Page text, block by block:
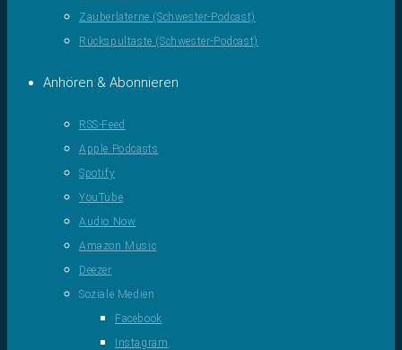
Zauberlaterne (Schwester-Podcast)
Rückspultaste (Schwester-Podcast)
Anhören & Abonnieren
RSS-Feed
Apple Podcasts
Spotify
YouTube
Audio Now
Amazon Music
Deezer
Soziale Medien
Facebook
Instagram